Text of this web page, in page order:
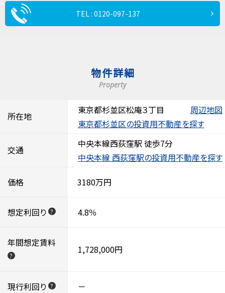
TEL : 0120-097-137
物件詳細
Property
所在地
東京都杉並区松庵３丁目
周辺地図
東京都杉並区の投資用不動産を探す
交通
中央本線西荻窪駅 徒歩7分
中央本線 西荻窪駅の投資用不動産を探す
価格 3180万円
想定利回り ? 4.8％
年間想定賃料
? 1,728,000円
現行利回り ? －